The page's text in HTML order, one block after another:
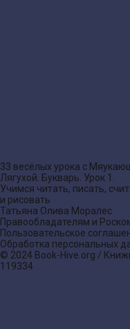
33 весёлых урока с
Лягухой. Букварь. Урок 1.
Учимся читать, писать,
и рисовать
Татьяна Олива Моралес
Правообладателям и
Пользовательское
Обработка персональных
© 2024 Book-Hive.org /
119334